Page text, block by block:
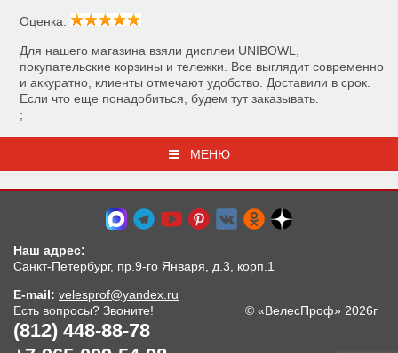
Оценка:
Для нашего магазина взяли дисплеи UNIBOWL,
покупательские корзины и тележки. Все выглядит современно
и аккуратно, клиенты отмечают удобство. Доставили в срок.
Если что еще понадобиться, будем тут заказывать.
;
МЕНЮ
Наш адрес:
Санкт-Петербург, пр.9-го Января, д.3, корп.1
E-mail: velesprof@yandex.ru
Есть вопросы? Звоните!
(812) 448-88-78
© «ВелесПроф» 2026г